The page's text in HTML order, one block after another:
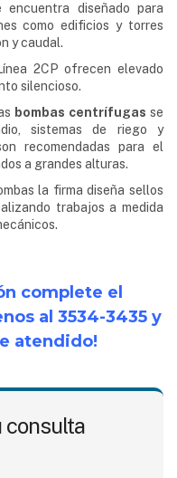
diseñado para
como edificios y torres
y caudal.
2CP ofrecen elevado
silencioso.
bombas centrífugas se
sistemas de riego y
recomendadas para el
a grandes alturas.
la firma diseña sellos
trabajos a medida
complete el
al 3534-3435 y
atendido!
consulta